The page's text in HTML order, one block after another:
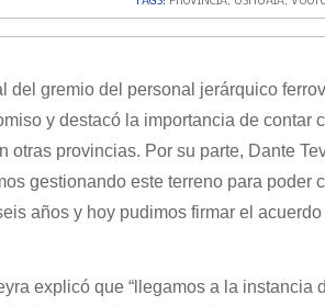
del gremio del personal jerárquico
y destacó la importancia de contar
otras provincias. Por su parte, Dante
gestionando este terreno para poder
años y hoy pudimos firmar el
explicó que “llegamos a la instancia